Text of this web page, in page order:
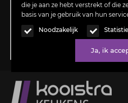
die je aan ze hebt verstrekt of die
basis van je gebruik van hun
Noodzakelijk
Ja, ik